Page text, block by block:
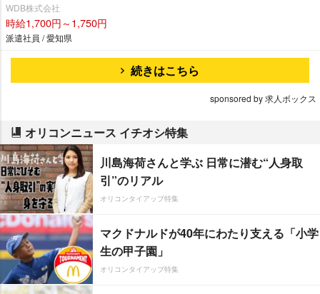
WDB株式会社
時給1,700円～1,750円
派遣社員 / 愛知県
続きはこちら
sponsored by 求人ボックス
オリコンニュース イチオシ特集
川島海荷さんと学ぶ 日常に潜む“人身取
引”のリアル
オリコンタイアップ特集
マクドナルドが40年にわたり支える「小学
生の甲子園」
オリコンタイアップ特集